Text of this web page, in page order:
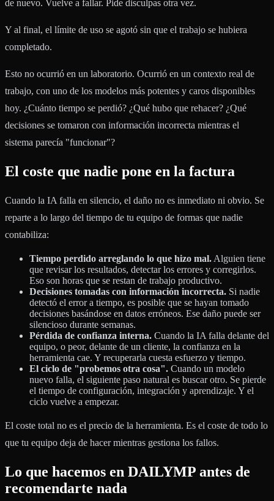
de nuevo. Vuelve a fallar. Pide disculpas otra vez.
Y al final, el límite de uso se agotó sin que el trabajo se hubiera
completado.
Esto no ocurrió en un laboratorio. Ocurrió en un contexto real de
trabajo, con uno de los modelos más potentes y caros disponibles
hoy. ¿Cuánto tiempo se perdió? ¿Qué hubo que rehacer? ¿Qué
decisiones se tomaron con información incorrecta mientras el
sistema parecía "funcionar"?
El coste que nadie pone en la factura
Cuando la IA falla en silencio, el daño no es inmediato ni obvio. Se
reparte a lo largo del tiempo de tu equipo de formas que nadie
contabiliza:
Tiempo perdido arreglando lo que hizo mal. Alguien tiene
que revisar los resultados, detectar los errores y corregirlos.
Eso son horas que se restan de trabajo productivo.
Decisiones tomadas con información incorrecta. Si nadie
detectó el error a tiempo, es posible que se hayan tomado
decisiones basándose en datos erróneos. Ese daño puede ser
silencioso durante semanas.
Pérdida de confianza interna. Cuando la IA falla delante del
equipo, o peor, delante de un cliente, la confianza en la
herramienta cae. Y recuperarla cuesta esfuerzo y tiempo.
El ciclo de "probemos otra cosa". Cuando un modelo
nuevo falla, el siguiente paso natural es buscar otro. Se pierde
el tiempo de configuración, integración y aprendizaje. Y el
ciclo vuelve a empezar.
El coste total no es el precio de la herramienta. Es el coste de todo lo
que tu equipo deja de hacer mientras gestiona los fallos.
Lo que hacemos en DAILYMP antes de
recomendarte nada